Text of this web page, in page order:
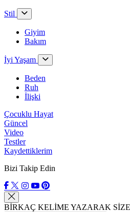
Stil
Giyim
Bakım
İyi Yaşam
Beden
Ruh
İlişki
Çocuklu Hayat
Güncel
Video
Testler
Kaydettiklerim
Bizi Takip Edin
BİRKAÇ KELİME YAZARAK